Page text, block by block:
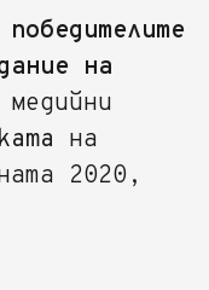
на
на
2020,